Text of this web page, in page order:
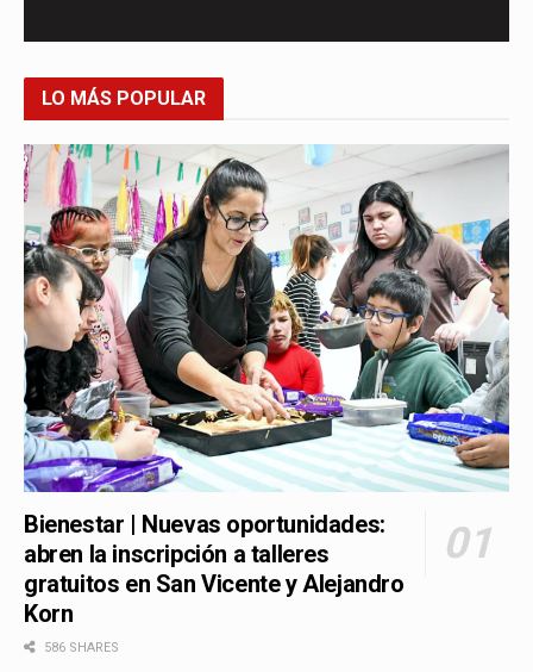
LO MÁS POPULAR
Bienestar | Nuevas oportunidades:
abren la inscripción a talleres
gratuitos en San Vicente y Alejandro
Korn
586 SHARES